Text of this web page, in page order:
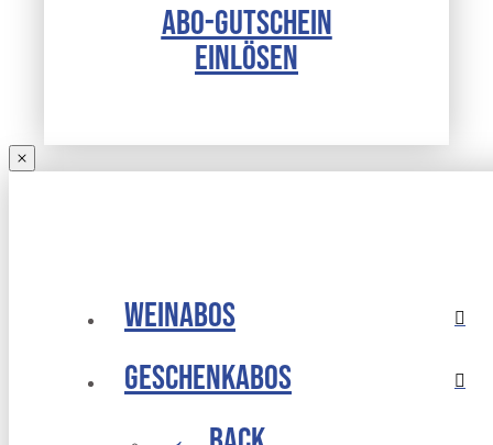
ABO-GUTSCHEIN
EINLÖSEN
Weinabos
Geschenkabos